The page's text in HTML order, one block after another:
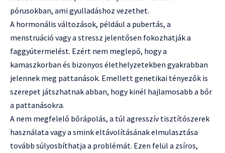
pórusokban, ami gyulladáshoz vezethet.
A hormonális változások, például a pubertás, a
menstruáció vagy a stressz jelentősen fokozhatják a
faggyútermelést. Ezért nem meglepő, hogy a
kamaszkorban és bizonyos élethelyzetekben gyakrabban
jelennek meg pattanások. Emellett genetikai tényezők is
szerepet játszhatnak abban, hogy kinél hajlamosabb a bőr
a pattanásokra.
A nem megfelelő bőrápolás, a túl agresszív tisztítószerek
használata vagy a smink eltávolításának elmulasztása
tovább súlyosbíthatja a problémát. Ezen felül a zsíros,